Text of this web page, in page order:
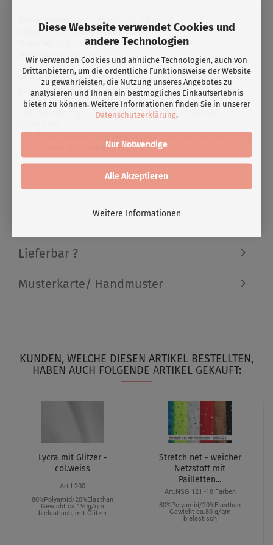
Diese Webseite verwendet Cookies und
andere Technologien
Wir verwenden Cookies und ähnliche Technologien, auch von
Drittanbietern, um die ordentliche Funktionsweise der Website
zu gewährleisten, die Nutzung unseres Angebotes zu
analysieren und Ihnen ein bestmögliches Einkaufserlebnis
bieten zu können. Weitere Informationen finden Sie in unserer
Datenschutzerklärung.
Alle Akzeptieren
Nur Notwendige
Weitere Informationen
Breite/ Gewicht
: ca. 145cm/ ca. 190g/qm
Farbe: Farbverlauf schwarz-blau
82% Polyester/ 18% Elasthan
Merkmal
: bielastisch
Verwendung:Tanzkostüme, Badekleidung, Sportkleidung,
Badeanzüge, Bikinis, Leggings, Karneval, Tops
Farbabweichungen können u.a. auch vom verwendeten
und dessen Einstellung abhängen. Gerne schicken wir Ihnen
auch unsere Musterkarte zu.
Lieferbar ?
Musterkarte/ Handmuster
KUNDEN, WELCHE DIESEN ARTIKEL BESTELLTEN,
HABEN AUCH FOLGENDE ARTIKEL GEKAUFT:
Lycra mit Glitzer -
col.weiss
Art.L200
80%Polyamid/20%Elasthan
Gewicht ca.190g/qm
bielastisch, mit Glitzer
Stretch net - weicher
Netzstoff mit
Pailletten...
Art.NSG 121 -18 Farben
80%Polyamid/20%Elasthan
Gewicht ca.80 g/qm
bielastisch